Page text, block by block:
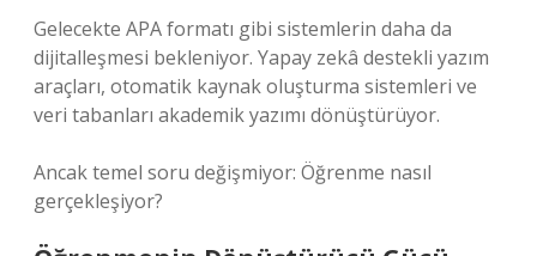
Gelecekte APA formatı gibi sistemlerin daha da
dijitalleşmesi bekleniyor. Yapay zekâ destekli yazım
araçları, otomatik kaynak oluşturma sistemleri ve
veri tabanları akademik yazımı dönüştürüyor.
Ancak temel soru değişmiyor: Öğrenme nasıl
gerçekleşiyor?